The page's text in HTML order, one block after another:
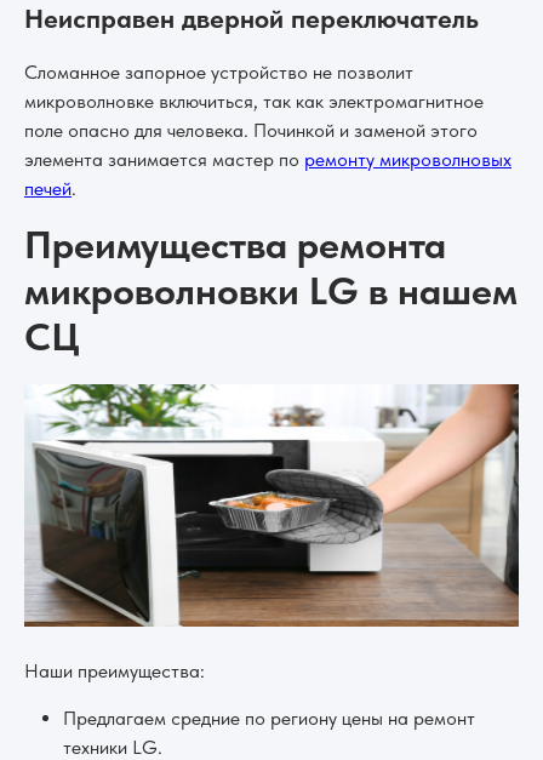
Неисправен дверной переключатель
Сломанное запорное устройство не позволит
микроволновке включиться, так как электромагнитное
поле опасно для человека. Починкой и заменой этого
элемента занимается мастер по ремонту микроволновых
печей.
Преимущества ремонта
микроволновки LG в нашем
СЦ
Наши преимущества:
Предлагаем средние по региону цены на ремонт
техники LG.